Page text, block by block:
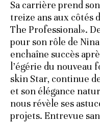
Sa carrière prend
treize ans aux côtés
The Professional».
pour son rôle de
enchaîne succès
l’égérie du nouveau
skin Star, continue
et son élégance
nous révèle ses
projets. Entrevue